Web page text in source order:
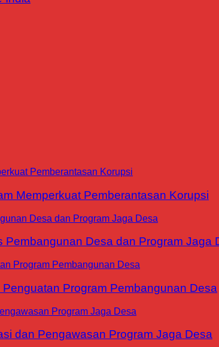
Memperkuat Pemberantasan Korupsi
Desa dan Program Jaga
Program Pembangunan Desa
dan Pengawasan Program Jaga Desa